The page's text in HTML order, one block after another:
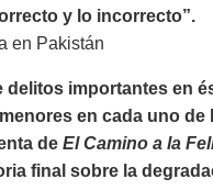
y lo incorrecto”.
en Pakistán
delitos importantes en
en cada uno de
de El Camino a la
final sobre la